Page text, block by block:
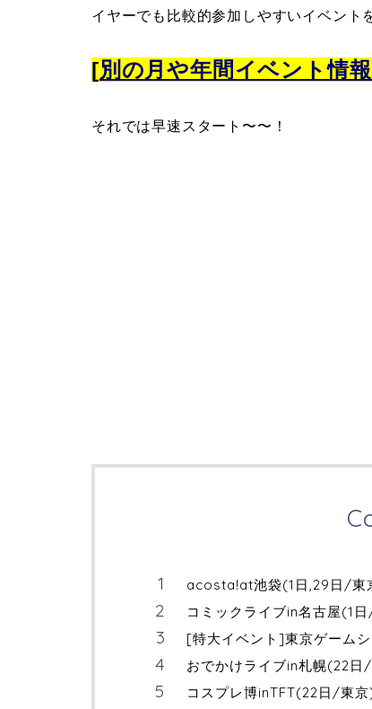
イヤーでも比較的参加しやすいイベン
[別の月や年間イベント情
それでは早速スタート〜〜！
acosta!at池袋(1日,29日/東
コミックライブin名古屋(1
[特大イベント]東京ゲーム
おでかけライブin札幌(22日
コスプレ博inTFT(22日/東京